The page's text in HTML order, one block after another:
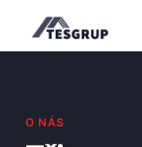
O NÁS